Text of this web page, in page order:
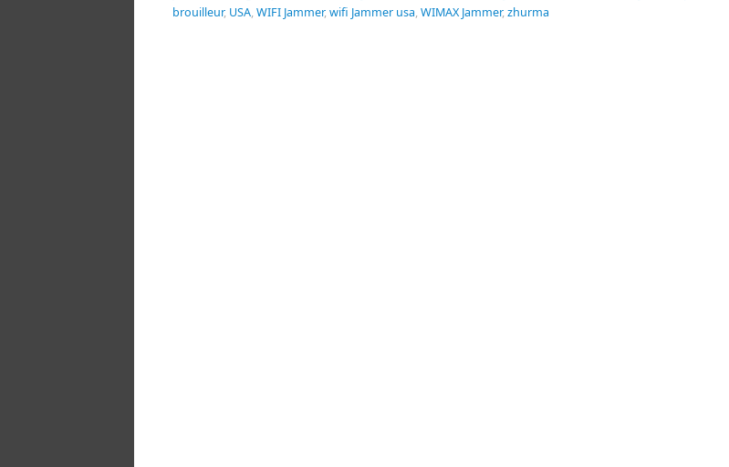
brouilleur, USA,WIFI Jammer,wifi Jammer usa,WIMAX Jammer,zhurma